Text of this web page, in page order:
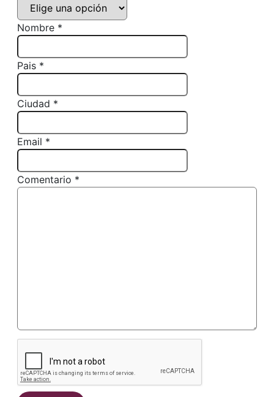
Nombre *
Pais *
Ciudad *
Email *
Comentario *